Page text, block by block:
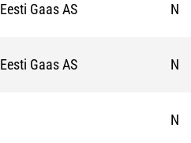
Eesti Gaas AS N
Eesti Gaas AS N
N